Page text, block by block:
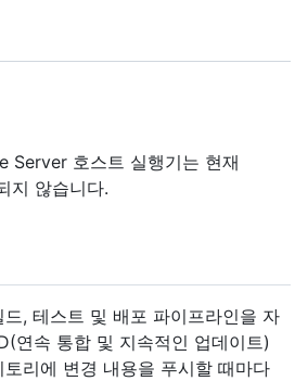
Server 호스트 실행기는 현재
지 않습니다.
, 테스트 및 배포 파이프라인을 자
연속 통합 및 지속적인 업데이트)
리에 변경 내용을 푸시할 때마다